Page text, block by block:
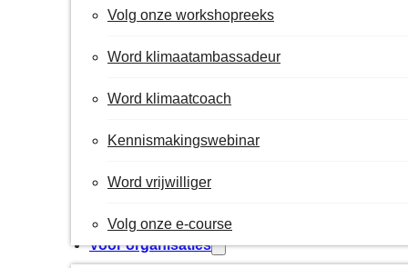
Volg onze workshopreeks
Word klimaatambassadeur
Word klimaatcoach
Kennismakingswebinar
Word vrijwilliger
Volg onze e-course
Voor organisaties